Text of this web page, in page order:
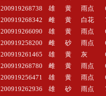
200919268738 雄 黄 雨点
200919268342 雌 黄 白花
200919266090 雄 黄 雨点
200919258200 雌 砂 雨点
200919261465 雄 黄 灰
200919268780 雌 黄 雨点
200919256471 雄 黄 雨点
200919262936 雄 砂 雨点